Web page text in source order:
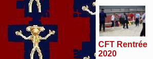
CFT Rentrée
2020